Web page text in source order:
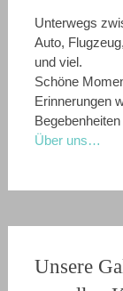
Unterwegs
Auto,
und viel.
Schöne
Erinnerungen
Über uns…
Unsere